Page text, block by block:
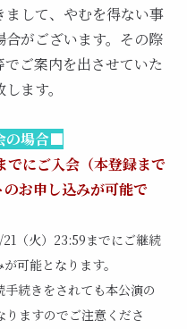
して、やむを得ない事
がございます。その際
ご案内を出させていた
ます。
の場合■
にご入会（本登録まで
お申し込みが可能で
（火）23:59までにご継続
可能となります。
続きをされても本公演の
ますのでご注意くださ